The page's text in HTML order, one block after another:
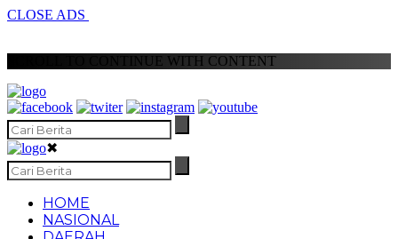
CLOSE ADS
SCROLL TO CONTINUE WITH CONTENT
✖
HOME
NASIONAL